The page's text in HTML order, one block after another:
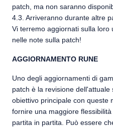
patch, ma non saranno
4.3. Arriveranno durante altre
Vi terremo aggiornati sulla loro
nelle note sulla patch!
AGGIORNAMENTO RUNE
Uno degli aggiornamenti di
patch è la revisione
obiettivo principale con queste
fornire una maggiore
partita in partita. Può essere